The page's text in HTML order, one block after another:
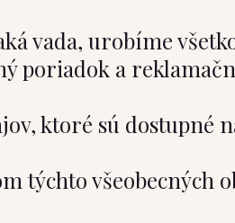
vada, urobíme
poriadok a
ktoré sú dostupné
týchto všeobecných